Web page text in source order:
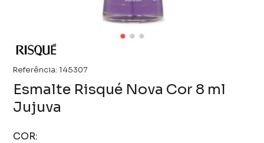
Referência: 145307
Esmalte Risqué Nova Cor 8 ml
Jujuva
COR: